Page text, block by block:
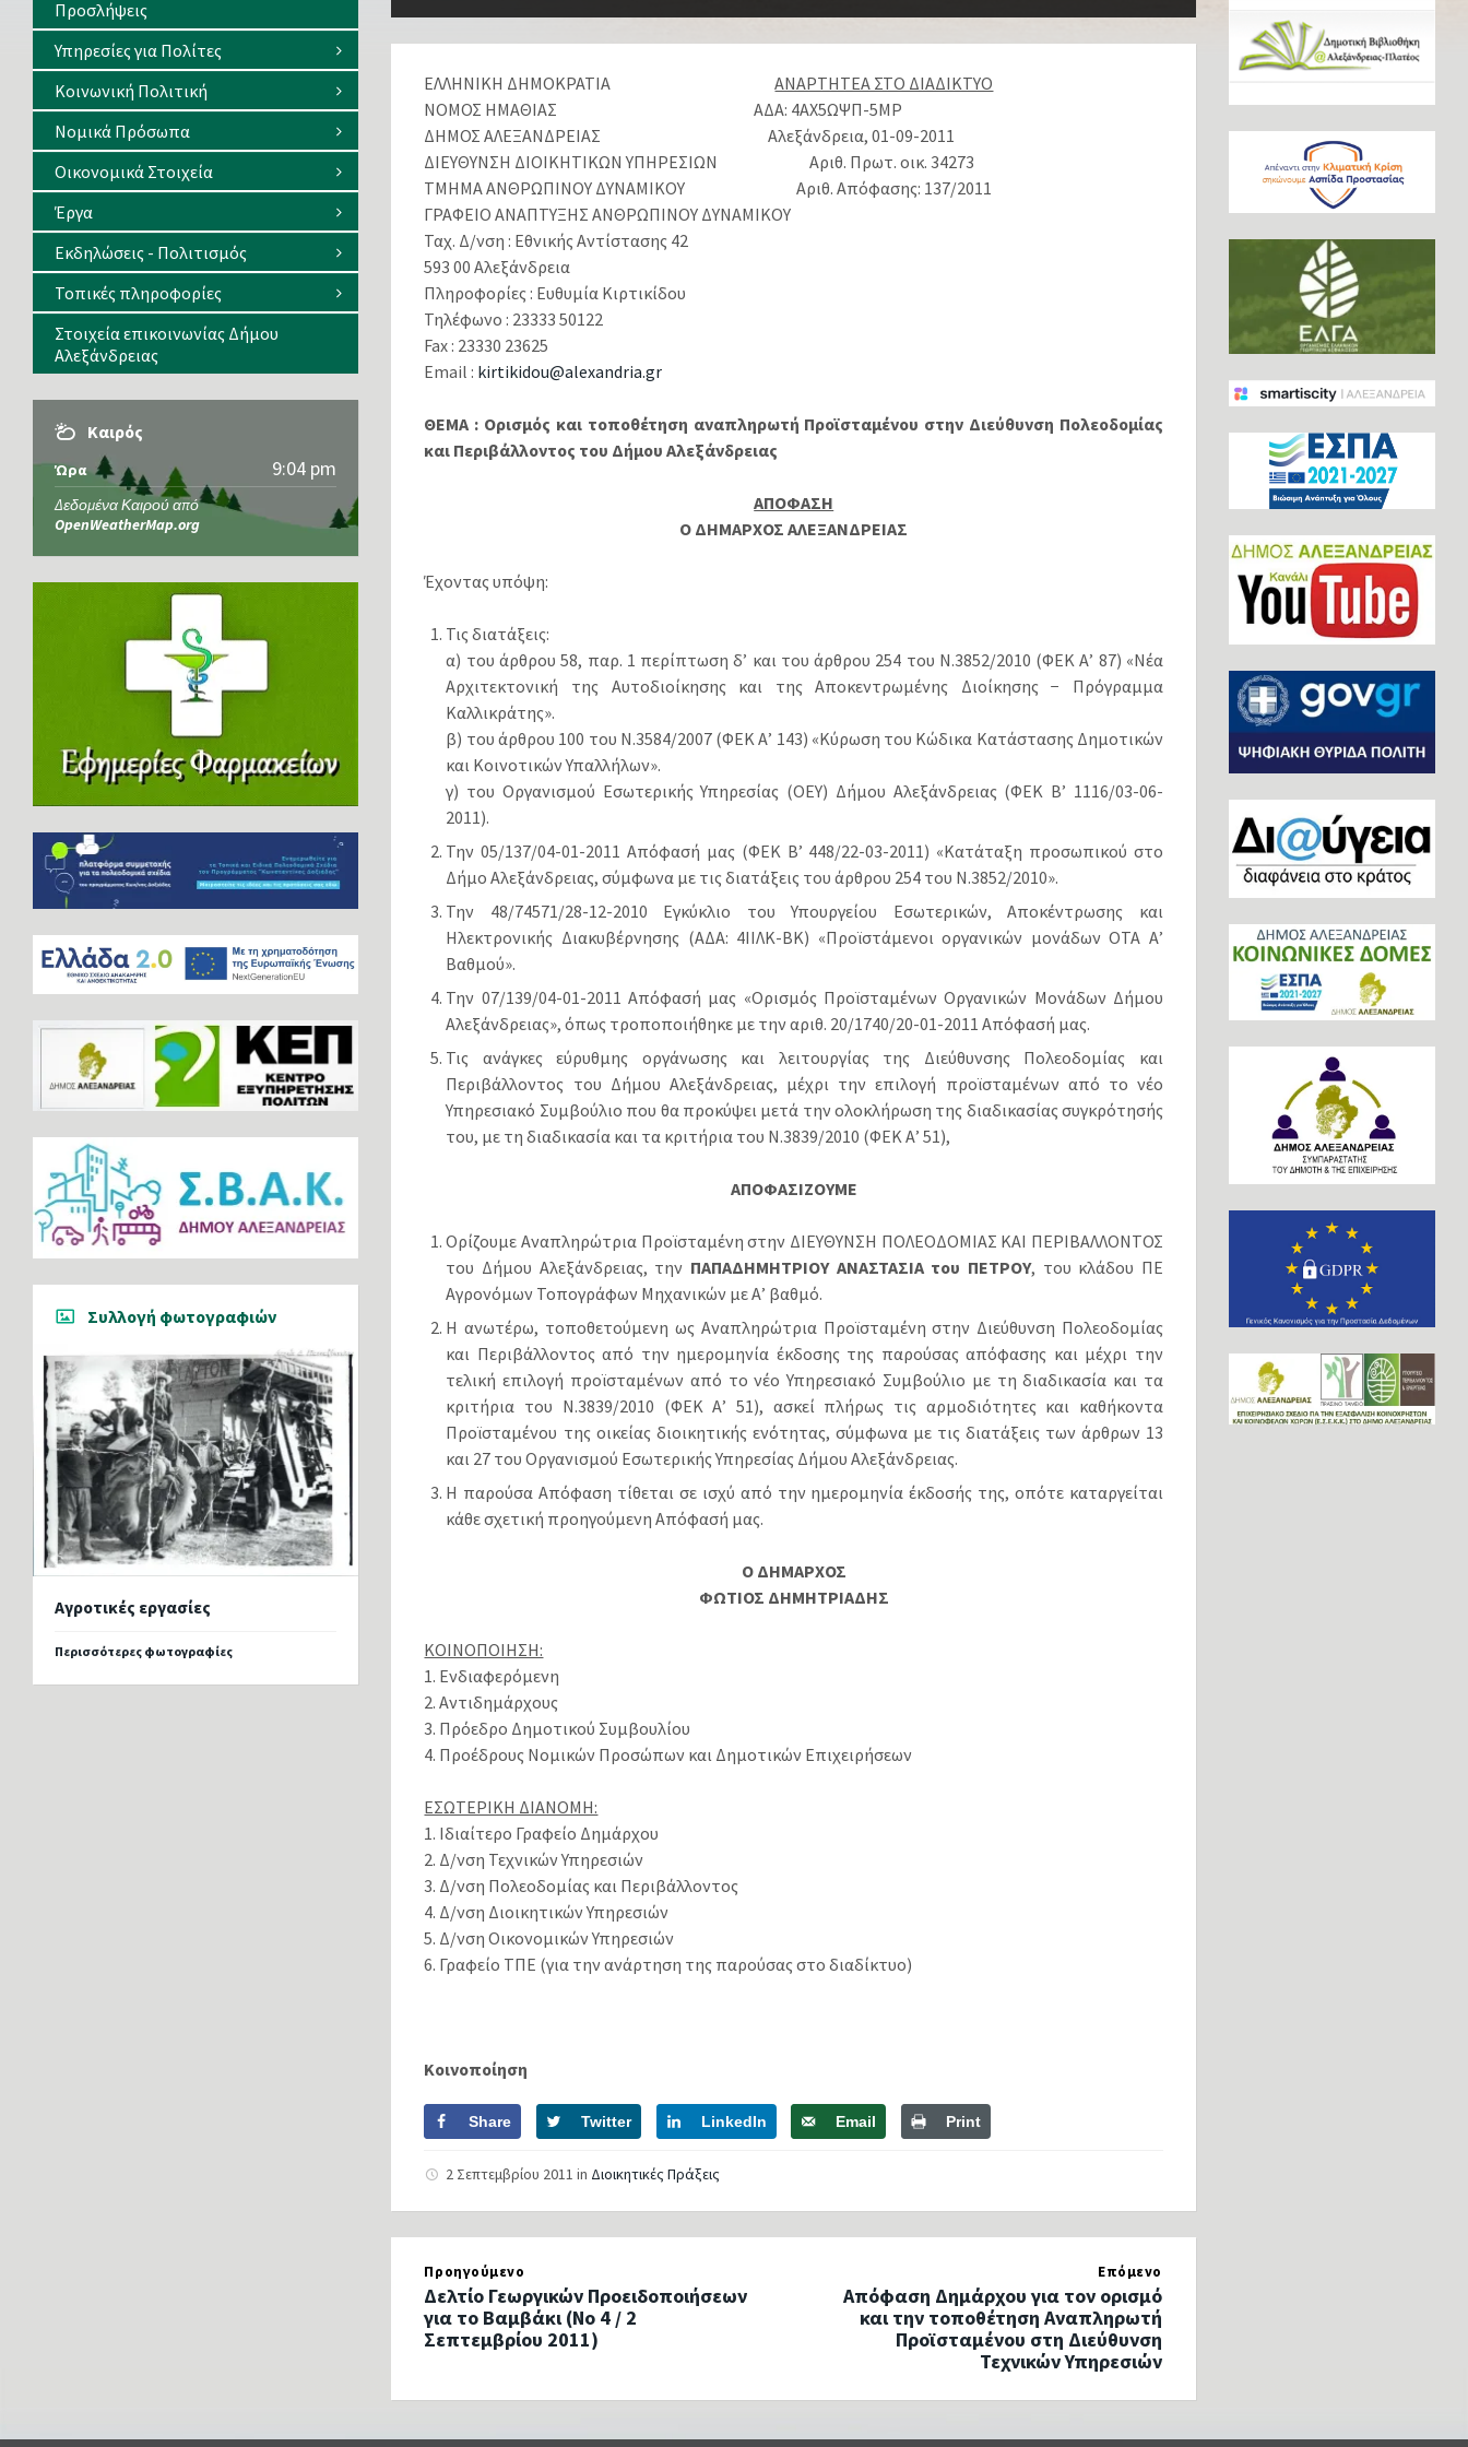
ΕΛΛΗΝΙΚΗ ΔΗΜΟΚΡΑΤΙΑΑΝΑΡΤΗΤΕΑ ΣΤΟ ΔΙΑΔΙΚΤΥΟ
ΝΟΜΟΣ ΗΜΑΘΙΑΣ ΑΔΑ: 4ΑΧ5ΩΨΠ-5ΜΡ
ΔΗΜΟΣ ΑΛΕΞΑΝΔΡΕΙΑΣ Αλεξάνδρεια, 01-09-2011
ΔΙΕΥΘΥΝΣΗ ΔΙΟΙΚΗΤΙΚΩΝ ΥΠΗΡΕΣΙΩΝ Αριθ. Πρωτ. οικ. 34273
ΤΜΗΜΑ ΑΝΘΡΩΠΙΝΟΥ ΔΥΝΑΜΙΚΟΥ Αριθ. Απόφασης: 137/2011
ΓΡΑΦΕΙΟ ΑΝΑΠΤΥΞΗΣ ΑΝΘΡΩΠΙΝΟΥ ΔΥΝΑΜΙΚΟΥ
Ταχ. Δ/νση : Εθνικής Αντίστασης 42
593 00 Αλεξάνδρεια
Πληροφορίες : Ευθυμία Κιρτικίδου
Τηλέφωνο : 23333 50122
Fax : 23330 23625
Email : kirtikidou@alexandria.gr
ΘEMA : Ορισμός και τοποθέτηση αναπληρωτή Προϊσταμένου στην Διεύθυνση Πολεοδομίας
και Περιβάλλοντος του Δήμου Αλεξάνδρειας
ΑΠΟΦΑΣΗ
Ο ΔΗΜΑΡΧΟΣ ΑΛΕΞΑΝΔΡΕΙΑΣ
Έχοντας υπόψη:
Τις διατάξεις:
α) του άρθρου 58, παρ. 1 περίπτωση δ’ και του άρθρου 254 του Ν.3852/2010 (ΦΕΚ Α’ 87) «Νέα
Αρχιτεκτονική της Αυτοδιοίκησης και της Αποκεντρωμένης Διοίκησης − Πρόγραμμα
Καλλικράτης».
β) του άρθρου 100 του Ν.3584/2007 (ΦΕΚ Α’ 143) «Κύρωση του Κώδικα Κατάστασης Δημοτικών
και Κοινοτικών Υπαλλήλων».
γ) του Οργανισμού Εσωτερικής Υπηρεσίας (ΟΕΥ) Δήμου Αλεξάνδρειας (ΦΕΚ Β’ 1116/03-06-
2011).
Την 05/137/04-01-2011 Απόφασή μας (ΦΕΚ Β’ 448/22-03-2011) «Κατάταξη προσωπικού στο
Δήμο Αλεξάνδρειας, σύμφωνα με τις διατάξεις του άρθρου 254 του Ν.3852/2010».
Την 48/74571/28-12-2010 Εγκύκλιο του Υπουργείου Εσωτερικών, Αποκέντρωσης και
Ηλεκτρονικής Διακυβέρνησης (ΑΔΑ: 4ΙΙΛΚ-ΒΚ) «Προϊστάμενοι οργανικών μονάδων ΟΤΑ Α’
Βαθμού».
Την 07/139/04-01-2011 Απόφασή μας «Ορισμός Προϊσταμένων Οργανικών Μονάδων Δήμου
Αλεξάνδρειας», όπως τροποποιήθηκε με την αριθ. 20/1740/20-01-2011 Απόφασή μας.
Τις ανάγκες εύρυθμης οργάνωσης και λειτουργίας της Διεύθυνσης Πολεοδομίας και
Περιβάλλοντος του Δήμου Αλεξάνδρειας, μέχρι την επιλογή προϊσταμένων από το νέο
Υπηρεσιακό Συμβούλιο που θα προκύψει μετά την ολοκλήρωση της διαδικασίας συγκρότησής
του, με τη διαδικασία και τα κριτήρια του Ν.3839/2010 (ΦΕΚ Α’ 51),
ΑΠΟΦΑΣΙΖΟΥΜΕ
Ορίζουμε Αναπληρώτρια Προϊσταμένη στην ΔΙΕΥΘΥΝΣΗ ΠΟΛΕΟΔΟΜΙΑΣ ΚΑΙ ΠΕΡΙΒΑΛΛΟΝΤΟΣ
του Δήμου Αλεξάνδρειας, την ΠΑΠΑΔΗΜΗΤΡΙΟΥ ΑΝΑΣΤΑΣΙΑ του ΠΕΤΡΟΥ, του κλάδου ΠΕ
Αγρονόμων Τοπογράφων Μηχανικών με Α’ βαθμό.
Η ανωτέρω, τοποθετούμενη ως Αναπληρώτρια Προϊσταμένη στην Διεύθυνση Πολεοδομίας
και Περιβάλλοντος από την ημερομηνία έκδοσης της παρούσας απόφασης και μέχρι την
τελική επιλογή προϊσταμένων από το νέο Υπηρεσιακό Συμβούλιο με τη διαδικασία και τα
κριτήρια του Ν.3839/2010 (ΦΕΚ Α’ 51), ασκεί πλήρως τις αρμοδιότητες και καθήκοντα
Προϊσταμένου της οικείας διοικητικής ενότητας, σύμφωνα με τις διατάξεις των άρθρων 13
και 27 του Οργανισμού Εσωτερικής Υπηρεσίας Δήμου Αλεξάνδρειας.
Η παρούσα Απόφαση τίθεται σε ισχύ από την ημερομηνία έκδοσής της, οπότε καταργείται
κάθε σχετική προηγούμενη Απόφασή μας.
Ο ΔΗΜΑΡΧΟΣ
ΦΩΤΙΟΣ ΔΗΜΗΤΡΙΑΔΗΣ
ΚΟΙΝΟΠΟΙΗΣΗ:
1. Ενδιαφερόμενη
2. Αντιδημάρχους
3. Πρόεδρο Δημοτικού Συμβουλίου
4. Προέδρους Νομικών Προσώπων και Δημοτικών Επιχειρήσεων
ΕΣΩΤΕΡΙΚΗ ΔΙΑΝΟΜΗ:
1. Ιδιαίτερο Γραφείο Δημάρχου
2. Δ/νση Τεχνικών Υπηρεσιών
3. Δ/νση Πολεοδομίας και Περιβάλλοντος
4. Δ/νση Διοικητικών Υπηρεσιών
5. Δ/νση Οικονομικών Υπηρεσιών
6. Γραφείο ΤΠΕ (για την ανάρτηση της παρούσας στο διαδίκτυο)
Κοινοποίηση
Share Twitter LinkedIn Email Print
2 Σεπτεμβρίου 2011in Διοικητικές Πράξεις
Προηγούμενο
Δελτίο Γεωργικών Προειδοποιήσεων
για το Βαμβάκι (Νο 4 / 2
Σεπτεμβρίου 2011)
Επόμενο
Απόφαση Δημάρχου για τον ορισμό
και την τοποθέτηση Αναπληρωτή
Προϊσταμένου στη Διεύθυνση
Τεχνικών Υπηρεσιών
Προσλήψεις
Υπηρεσίες για Πολίτες
Κοινωνική Πολιτική
Νομικά Πρόσωπα
Οικονομικά Στοιχεία
Έργα
Εκδηλώσεις - Πολιτισμός
Τοπικές πληροφορίες
Στοιχεία επικοινωνίας Δήμου
Αλεξάνδρειας
Καιρός
Ώρα 9:04 pm
Δεδομένα Καιρού από
OpenWeatherMap.org
Συλλογή φωτογραφιών
Αγροτικές εργασίες
Περισσότερες φωτογραφίες